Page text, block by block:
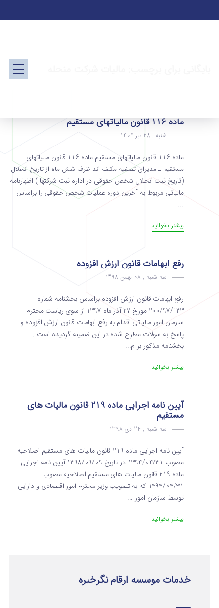
ماده 116 قانون مالیاتهای مستقیم
شنبه , 28 تیر 1404
ماده 116 قانون مالیاتهای مستقیم ماده 116 قانون مالیاتهای
مستقیم ـ مدیران تصفیه مکلف اند ظرف شش ماه از تاریخ انحلال
(تاریخ ثبت انحلال شخص حقوقی در اداره ثبت شرکتها ) اظهارنامه
مالیاتی مربوط به آخرین دوره عملیات شخص حقوقی را براساس
...
بیشتر بخوانید
رفع ابهامات قانون ارزش افزوده
سه شنبه , 08 بهمن 1398
رفع ابهامات قانون ارزش افزوده براساس بخشنامه شماره
200/97/133 مورخ 27 آذر ماه 1397 از سوی ریاست محترم
سازمان امور مالیاتی اقدام به رفع ابهامات قانون ارزش افزوده و
پاسخ به سولات مطرح شده در این ضمینه گردیده است .
بخشنامه مذکور بر م...
بیشتر بخوانید
آیین نامه اجرایی ماده 219 قانون مالیات های
مستقیم
سه شنبه , 24 دی 1398
آیین نامه اجرایی ماده 219 قانون مالیات های مستقیم اصلاحیه
مصوب 1394/04/31 در تاریخ 1398/09/09 آیین نامه اجرایی
ماده 219 قانون مالیات های مستقیم اصلاحیه مصوب
1394/04/31 که به تصویب وزیر محترم امور اقتصادی و دارایی
توسط سازمان امور ...
بیشتر بخوانید
خدمات موسسه ارقام نگرخبره